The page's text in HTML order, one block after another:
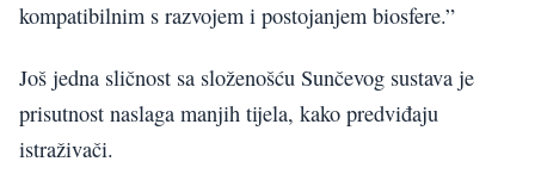
kompatibilnim s razvojem i postojanjem biosfere.”
Još jedna sličnost sa složenošću Sunčevog sustava je
prisutnost naslaga manjih tijela, kako predviđaju
istraživači.